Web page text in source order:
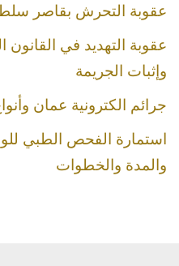
عقوبة التحرش بقاصر سلطنة
عقوبة التهديد في القانون
وإثبات الجريمة
جرائم الكترونية عمان وأنواع
استمارة الفحص الطبي
والمدة والخطوات